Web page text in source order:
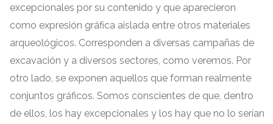
excepcionales por su contenido y que aparecieron
como expresión gráfica aislada entre otros materiales
arqueológicos. Corresponden a diversas campañas de
excavación y a diversos sectores, como veremos. Por
otro lado, se exponen aquellos que forman realmente
conjuntos gráficos. Somos conscientes de que, dentro
de ellos, los hay excepcionales y los hay que no lo serían